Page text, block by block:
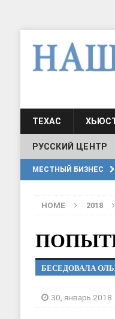
ТЕХАС
РУССКИЙ ЦЕНТР
МЕСТНЫЙ БИЗНЕС
HOME 2018
БЕСЕДОВАЛА
30, январь 2018